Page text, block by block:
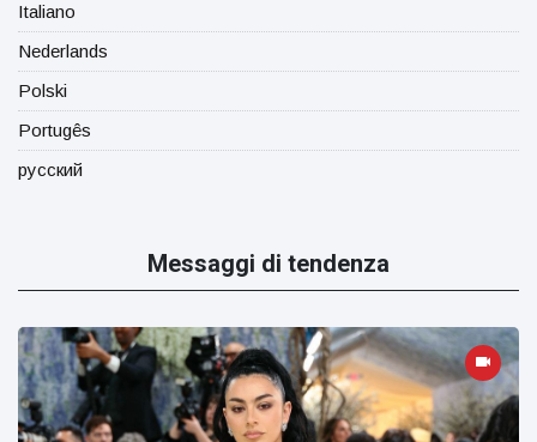
Italiano
Nederlands
Polski
Portugês
русский
Messaggi di tendenza